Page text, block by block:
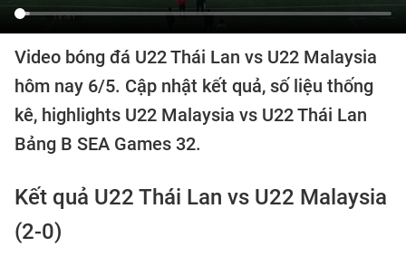
Video bóng đá U22 Thái Lan vs U22 Malaysia
hôm nay 6/5. Cập nhật kết quả, số liệu thống
kê, highlights U22 Malaysia vs U22 Thái Lan
Bảng B SEA Games 32.
Kết quả U22 Thái Lan vs U22 Malaysia
(2-0)